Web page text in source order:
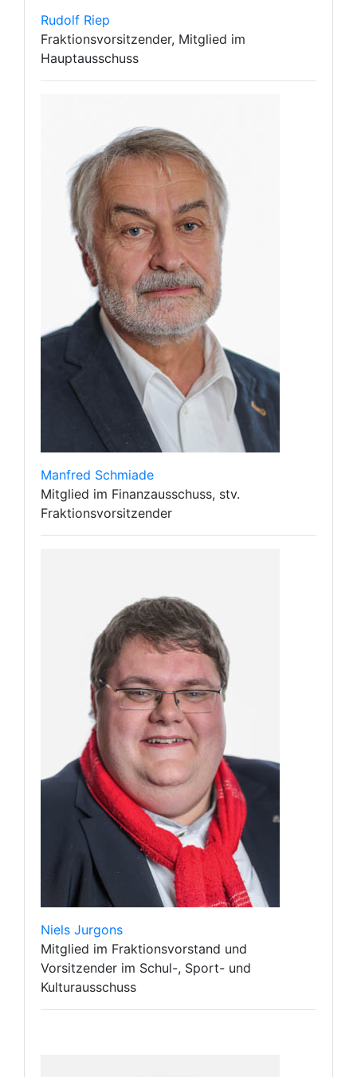
Rudolf Riep
Fraktionsvorsitzender, Mitglied im
Hauptausschuss
Manfred Schmiade
Mitglied im Finanzausschuss, stv.
Fraktionsvorsitzender
Niels Jurgons
Mitglied im Fraktionsvorstand und
Vorsitzender im Schul-, Sport- und
Kulturausschuss